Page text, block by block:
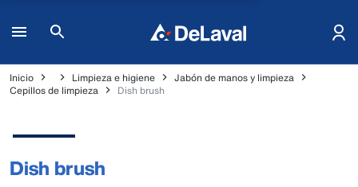
Inicio Limpieza e higiene
Jabón de manos y limpieza
Cepillos de limpieza
Dish brush
Dish brush